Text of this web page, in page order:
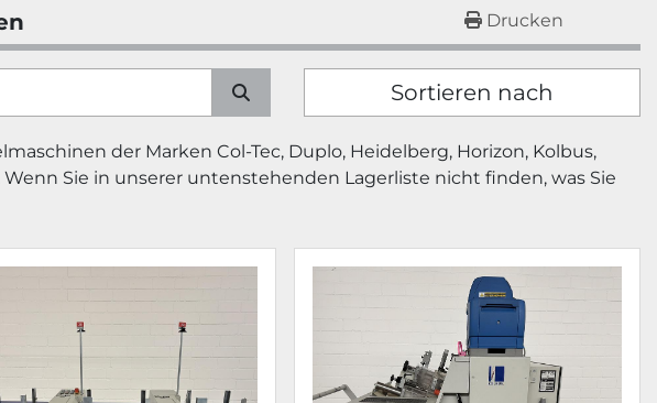
Drucken
Sortieren nach
der Marken Col-Tec, Duplo, Heidelberg, Horizon, Kolbus,
Sie in unserer untenstehenden Lagerliste nicht finden, was Sie